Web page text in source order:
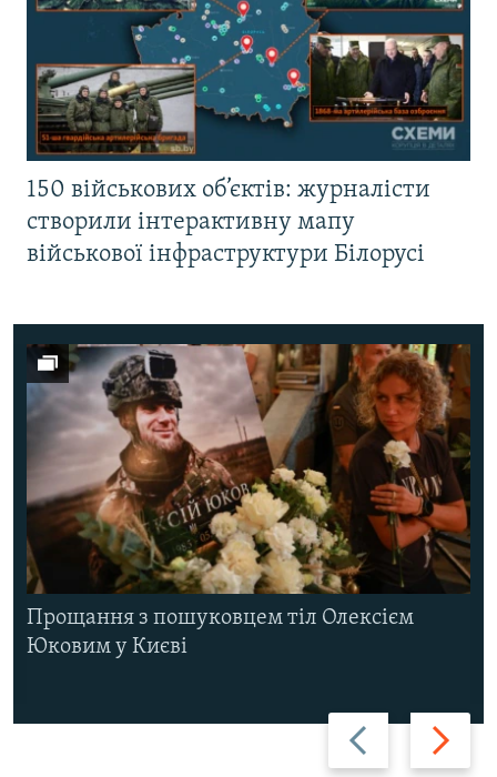
150 військових об’єктів: журналісти
створили інтерактивну мапу
військової інфраструктури Білорусі
Назад Вперед
Прощання з пошуковцем тіл Олексієм
Юковим у Києві